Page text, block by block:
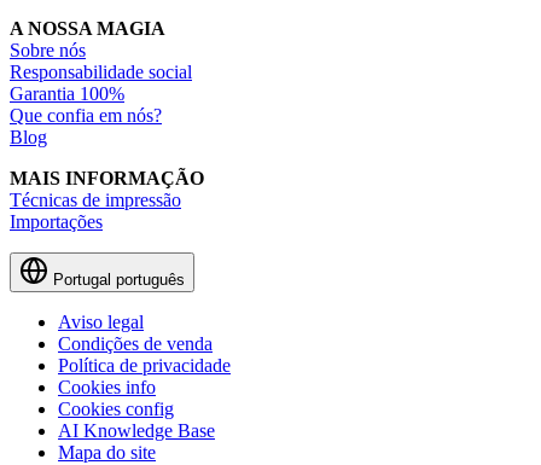
A NOSSA MAGIA
Sobre nós
Responsabilidade social
Garantia 100%
Que confia em nós?
Blog
MAIS INFORMAÇÃO
Técnicas de impressão
Importações
Portugal português
Aviso legal
Condições de venda
Política de privacidade
Cookies info
Cookies config
AI Knowledge Base
Mapa do site